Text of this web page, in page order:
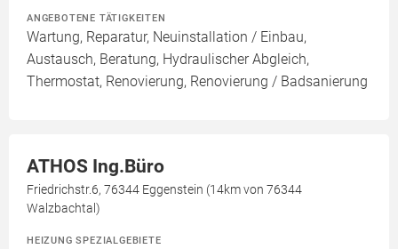
ANGEBOTENE TÄTIGKEITEN
Wartung, Reparatur, Neuinstallation / Einbau,
Austausch, Beratung, Hydraulischer Abgleich,
Thermostat, Renovierung, Renovierung / Badsanierung
ATHOS Ing.Büro
Friedrichstr.6, 76344 Eggenstein (14km von 76344
Walzbachtal)
HEIZUNG SPEZIALGEBIETE